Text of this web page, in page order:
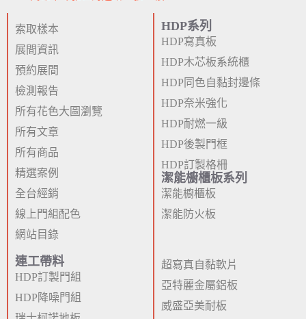
索取樣本
展間資訊
預約展間
檢測報告
所有花色大圖瀏覽
所有文章
所有商品
精選案例
全台經銷
線上門組配色
網站目錄
HDP系列
HDP寫真板
HDP木芯板系統櫃
HDP同色自黏封邊條
HDP奈米強化
HDP耐燃一級
HDP後製門框
HDP訂製格柵
潔能櫥櫃板系列
潔能櫥櫃板
潔能防火板
連工帶料
HDP訂製門組
HDP降噪門組
超寫真自黏軟片
亞特麗金屬鋁板
威盛亞美耐板